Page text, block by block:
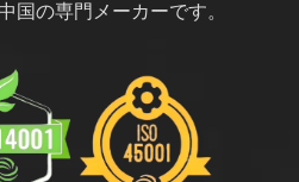
国の専門メーカーです。